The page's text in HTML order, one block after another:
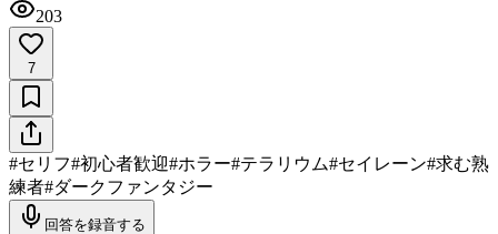
203
7
#セリフ#初心者歓迎#ホラー#テラリウム#セイレーン#求む熟
練者#ダークファンタジー
回答を録音する